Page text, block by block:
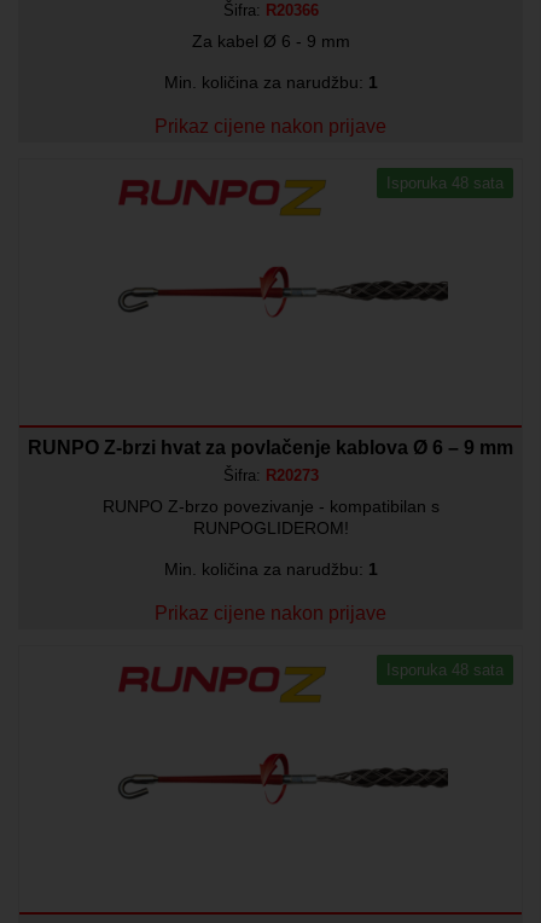
Šifra: R20366
Za kabel Ø 6 - 9 mm
Min. količina za narudžbu: 1
Prikaz cijene nakon prijave
Isporuka 48 sata
RUNPO Z-brzi hvat za povlačenje kablova Ø 6 – 9 mm
Šifra: R20273
RUNPO Z-brzo povezivanje - kompatibilan s
RUNPOGLIDEROM!
Min. količina za narudžbu: 1
Prikaz cijene nakon prijave
Isporuka 48 sata